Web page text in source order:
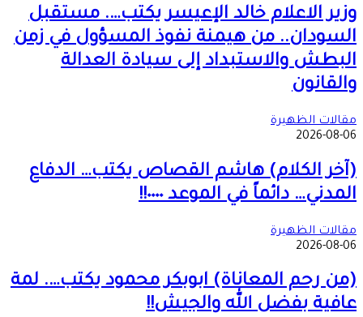
وزير الاعلام خالد الإعيسر يكتب…. مستقبل
السودان.. من هيمنة نفوذ المسؤول في زمن
البطش والاستبداد إلى سيادة العدالة
والقانون
مقالات الظهيرة
2026-08-06
(آخر الكلام) هاشم القصاص يكتب… الدفاع
المدني… دائماً في الموعد ٠٠٠٠!!
مقالات الظهيرة
2026-08-06
(من رحم المعاناة) ابوبكر محمود يكتب…. لمة
عافية بفضل الله والجيش!!